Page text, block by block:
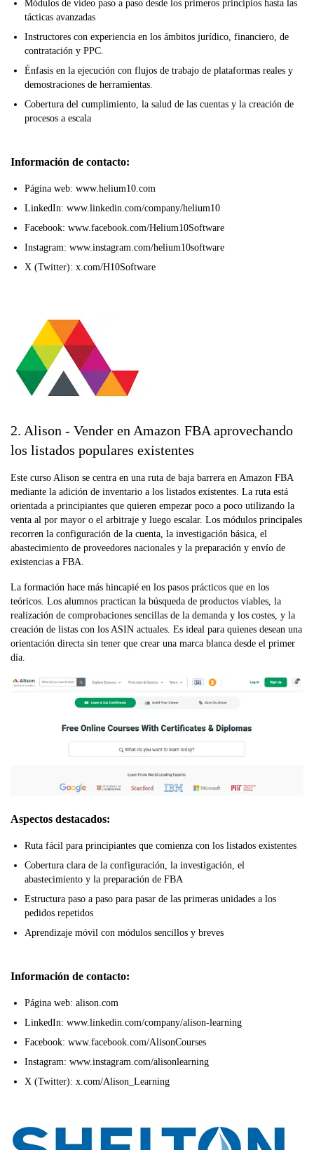
Módulos de vídeo paso a paso desde los primeros principios hasta las
tácticas avanzadas
Instructores con experiencia en los ámbitos jurídico, financiero, de
contratación y PPC.
Énfasis en la ejecución con flujos de trabajo de plataformas reales y
demostraciones de herramientas.
Cobertura del cumplimiento, la salud de las cuentas y la creación de
procesos a escala
Información de contacto:
Página web: www.helium10.com
LinkedIn: www.linkedin.com/company/helium10
Facebook: www.facebook.com/Helium10Software
Instagram: www.instagram.com/helium10software
X (Twitter): x.com/H10Software
2. Alison - Vender en Amazon FBA aprovechando
los listados populares existentes
Este curso Alison se centra en una ruta de baja barrera en Amazon FBA
mediante la adición de inventario a los listados existentes. La ruta está
orientada a principiantes que quieren empezar poco a poco utilizando la
venta al por mayor o el arbitraje y luego escalar. Los módulos principales
recorren la configuración de la cuenta, la investigación básica, el
abastecimiento de proveedores nacionales y la preparación y envío de
existencias a FBA.
La formación hace más hincapié en los pasos prácticos que en los
teóricos. Los alumnos practican la búsqueda de productos viables, la
realización de comprobaciones sencillas de la demanda y los costes, y la
creación de listas con los ASIN actuales. Es ideal para quienes desean una
orientación directa sin tener que crear una marca blanca desde el primer
día.
Aspectos destacados:
Ruta fácil para principiantes que comienza con los listados existentes
Cobertura clara de la configuración, la investigación, el
abastecimiento y la preparación de FBA
Estructura paso a paso para pasar de las primeras unidades a los
pedidos repetidos
Aprendizaje móvil con módulos sencillos y breves
Información de contacto:
Página web: alison.com
LinkedIn: www.linkedin.com/company/alison-learning
Facebook: www.facebook.com/AlisonCourses
Instagram: www.instagram.com/alisonlearning
X (Twitter): x.com/Alison_Learning